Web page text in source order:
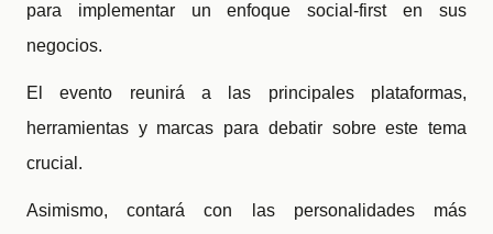
para implementar un enfoque social-first en sus
negocios.
El evento reunirá a las principales plataformas,
herramientas y marcas para debatir sobre este tema
crucial.
Asimismo, contará con las personalidades más